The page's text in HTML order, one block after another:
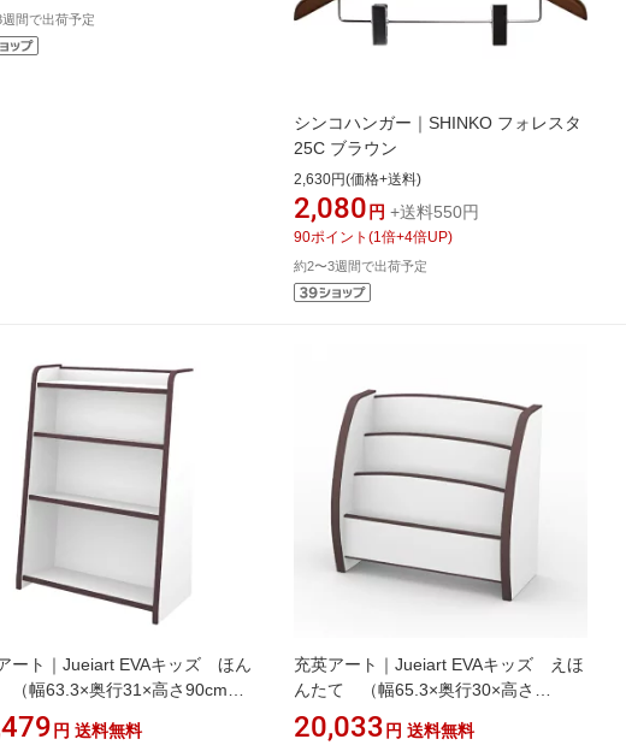
間で出荷予定
シンコハンガー｜SHINKO フォレスタ
25C ブラウン
2,630円(価格+送料)
2,080 円 +送料550円
90ポイント (1 倍+4倍UP)
約2〜3週間で出荷予定
ート｜Jueiart EVAキッズ ほん
幅63.3×奥行31×高さ90cm）
ブラウン GR-63HD
円 送料無料
充英アート｜Jueiart EVAキッズ えほ
んたて （幅65.3×奥行30×高さ
60cm） JAJAN ブラウン PS-65MD
20,033 円 送料無料